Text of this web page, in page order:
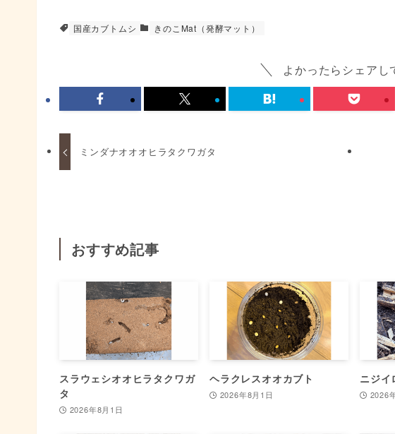
国産カブトムシ きのこMat（発酵マット）
よかったらシェアし
ミンダナオオオヒラタクワガタ
おすすめ記事
スラウェシオオヒラタクワガ
タ
2026年8月1日
ヘラクレスオオカブト
2026年8月1日
ニジイ
2026